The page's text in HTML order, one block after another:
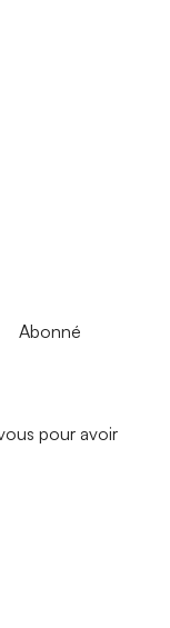
Abonné
pour avoir